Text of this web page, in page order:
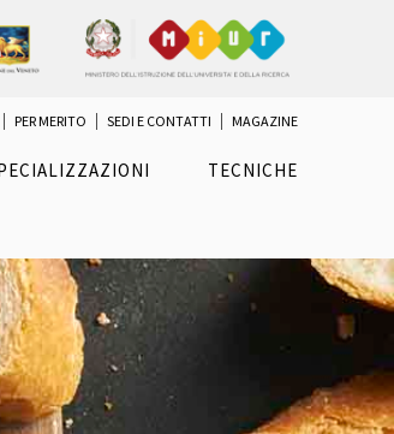
PER MERITO SEDI E CONTATTI MAGAZINE
TECNICHE